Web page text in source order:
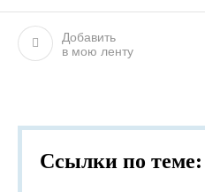
Добавить
в мою ленту
Ссылки по теме: